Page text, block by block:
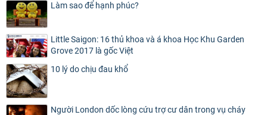
Làm sao để hạnh phúc?
Little Saigon: 16 thủ khoa và á khoa Học Khu Garden
Grove 2017 là gốc Việt
10 lý do chịu đau khổ
Người London dốc lòng cứu trợ cư dân trong vụ cháy